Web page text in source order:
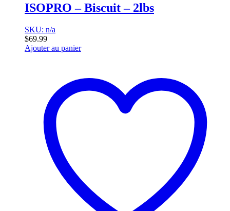
ISOPRO – Biscuit – 2lbs
SKU: n/a
$69.99
Ajouter au panier